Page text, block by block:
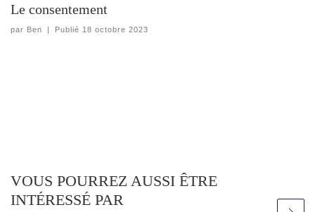
Le consentement
par Ben | Publié 18 octobre 2023
VOUS POURREZ AUSSI ÊTRE
INTÉRESSÉ PAR